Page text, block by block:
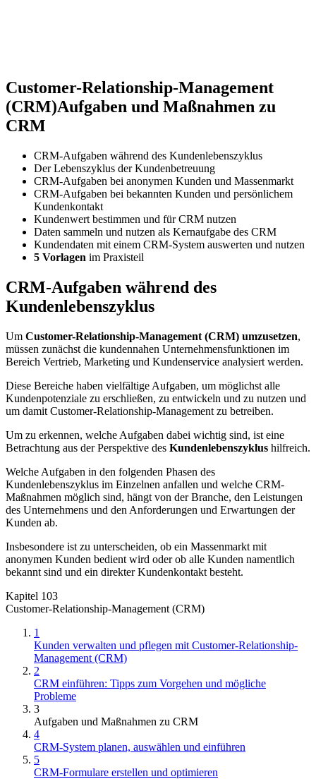
Customer-Relationship-Management
(CRM)Aufgaben und Maßnahmen zu
CRM
CRM-Aufgaben während des Kundenlebenszyklus
Der Lebenszyklus der Kundenbetreuung
CRM-Aufgaben bei anonymen Kunden und Massenmarkt
CRM-Aufgaben bei bekannten Kunden und persönlichem
Kundenkontakt
Kundenwert bestimmen und für CRM nutzen
Daten sammeln und nutzen als Kernaufgabe des CRM
Kundendaten mit einem CRM-System auswerten und nutzen
5 Vorlagen im Praxisteil
CRM-Aufgaben während des
Kundenlebenszyklus
Um Customer-Relationship-Management (CRM) umzusetzen,
müssen zunächst die kundennahen Unternehmensfunktionen im
Bereich Vertrieb, Marketing und Kundenservice analysiert werden.
Diese Bereiche haben vielfältige Aufgaben, um möglichst alle
Kundenpotenziale zu erschließen, zu entwickeln und zu nutzen und
um damit Customer-Relationship-Management zu betreiben.
Um zu erkennen, welche Aufgaben dabei wichtig sind, ist eine
Betrachtung aus der Perspektive des Kundenlebenszyklus hilfreich.
Welche Aufgaben in den folgenden Phasen des
Kundenlebenszyklus im Einzelnen anfallen und welche CRM-
Maßnahmen möglich sind, hängt von der Branche, den Leistungen
des Unternehmens und den Anforderungen und Erwartungen der
Kunden ab.
Insbesondere ist zu unterscheiden, ob ein Massenmarkt mit
anonymen Kunden bedient wird oder ob alle Kunden namentlich
bekannt sind und ein direkter Kundenkontakt besteht.
Kapitel 103
Customer-Relationship-Management (CRM)
1
Kunden verwalten und pflegen mit Customer-Relationship-
Management (CRM)
2
CRM einführen: Tipps zum Vorgehen und mögliche
Probleme
3
Aufgaben und Maßnahmen zu CRM
4
CRM-System planen, auswählen und einführen
5
CRM-Formulare erstellen und optimieren